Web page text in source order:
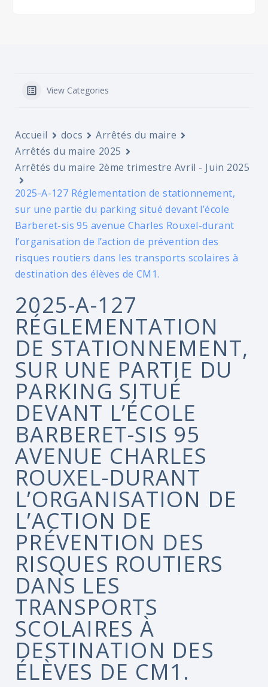
View Categories
Accueil docs
Arrêtés du maire
Arrêtés du maire 2025
Arrêtés du maire 2ème trimestre Avril - Juin 2025
2025-A-127 Réglementation de stationnement,
sur une partie du parking situé devant l’école
Barberet-sis 95 avenue Charles Rouxel-durant
l’organisation de l’action de prévention des
risques routiers dans les transports scolaires à
destination des élèves de CM1.
2025-A-127
RÉGLEMENTATION
DE STATIONNEMENT,
SUR UNE PARTIE DU
PARKING SITUÉ
DEVANT L’ÉCOLE
BARBERET-SIS 95
AVENUE CHARLES
ROUXEL-DURANT
L’ORGANISATION DE
L’ACTION DE
PRÉVENTION DES
RISQUES ROUTIERS
DANS LES
TRANSPORTS
SCOLAIRES À
DESTINATION DES
ÉLÈVES DE CM1.